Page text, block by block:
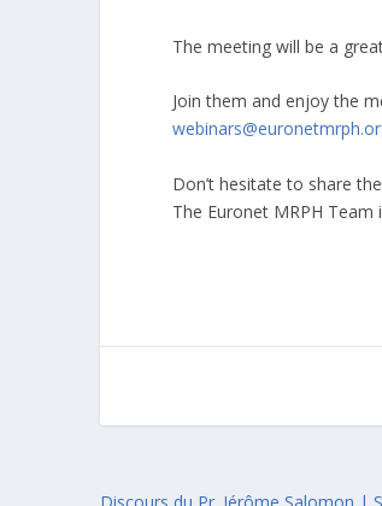
The meeting will be a
Join them and enjoy the
Don’t hesitate to share
The Euronet MRPH
Discours du Pr. Jérôme Salomon |